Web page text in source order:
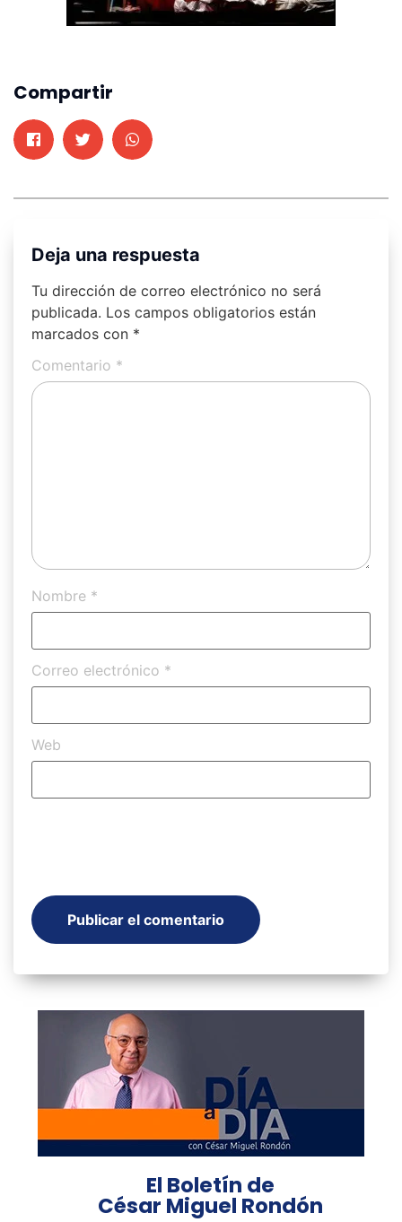
Compartir
Deja una respuesta
Tu dirección de correo electrónico no será
publicada. Los campos obligatorios están
marcados con *
Comentario *
Nombre *
Correo electrónico *
Web
El Boletín de
César Miguel Rondón